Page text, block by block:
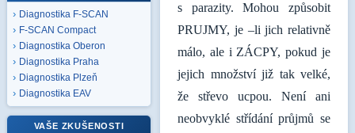
Diagnostika F-SCAN
F-SCAN Compact
Diagnostika Oberon
Diagnostika Praha
Diagnostika Plzeň
Diagnostika EAV
VAŠE ZKUŠENOSTI
s parazity. Mohou způsobit
PRUJMY, je –li jich relativně
málo, ale i ZÁCPY, pokud je
jejich množství již tak velké,
že střevo ucpou. Není ani
neobvyklé střídání průjmů se